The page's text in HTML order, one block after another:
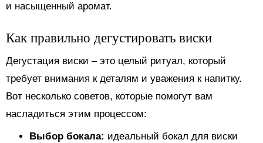
и насыщенный аромат.
Как правильно дегустировать виски
Дегустация виски – это целый ритуал, который
требует внимания к деталям и уважения к напитку.
Вот несколько советов, которые помогут вам
насладиться этим процессом:
Выбор бокала: идеальный бокал для виски